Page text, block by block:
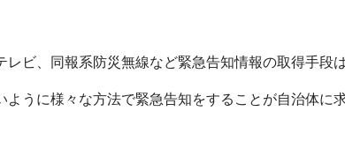
レビ、同報系防災無線など緊急告知情報の取得手段
うに様々な方法で緊急告知をすることが自治体に